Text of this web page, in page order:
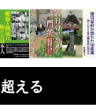
える